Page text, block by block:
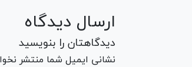
ارسال دیدگاه
دیدگاهتان را بنویسید
نشانی ایمیل شما منتشر